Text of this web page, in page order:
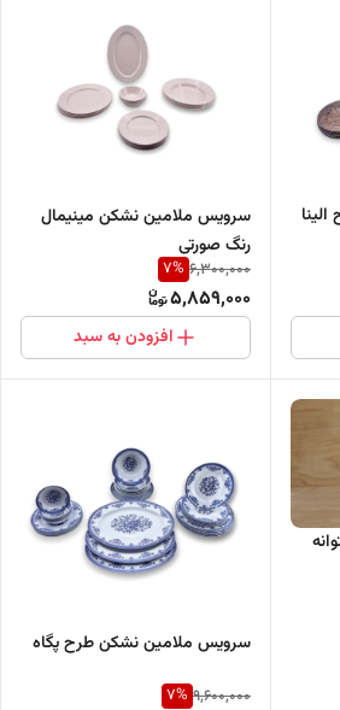
سرویس ملامین نشکن مینیمال
رنگ صورتی
6,300,000
7%
5,859,000
افزودن به سبد
سرویس ملامین نشکن طرح پگاه
9,600,000
7%